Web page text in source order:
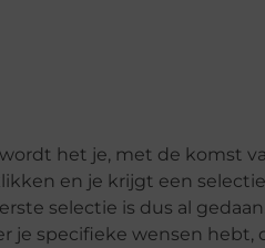
het je, met de komst
en je krijgt een selectie
selectie is dus al
je specifieke wensen hebt,